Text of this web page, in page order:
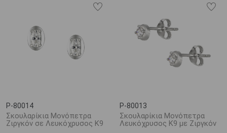
P-80014
Σκουλαρίκια Μονόπετρα
Ζιργκόν σε Λευκόχρυσος K9
P-80013
Σκουλαρίκια Μονόπετρα
Λευκόχρυσος Κ9 με Ζιργκόν